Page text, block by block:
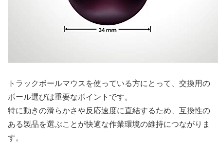
トラックボールマウスを使っている方にとって、交換用の
ボール選びは重要なポイントです。
特に動きの滑らかさや反応速度に直結するため、互換性の
ある製品を選ぶことが快適な作業環境の維持につながりま
す。